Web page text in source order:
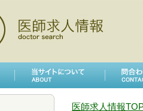
医師求人情報